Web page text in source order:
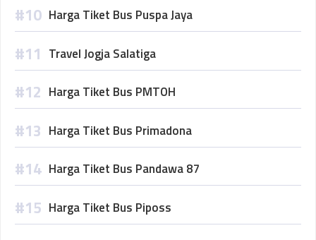
Harga Tiket Bus Puspa Jaya
Travel Jogja Salatiga
Harga Tiket Bus PMTOH
Harga Tiket Bus Primadona
Harga Tiket Bus Pandawa 87
Harga Tiket Bus Piposs